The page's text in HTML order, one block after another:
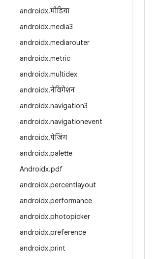
androidx.मीडिया
androidx.media3
androidx.mediarouter
androidx.metric
androidx.multidex
androidx.नेविगेशन
androidx.navigation3
androidx.navigationevent
androidx.पेजिंग
androidx.palette
Androidx.pdf
androidx.percentlayout
androidx.performance
androidx.photopicker
androidx.preference
androidx.print